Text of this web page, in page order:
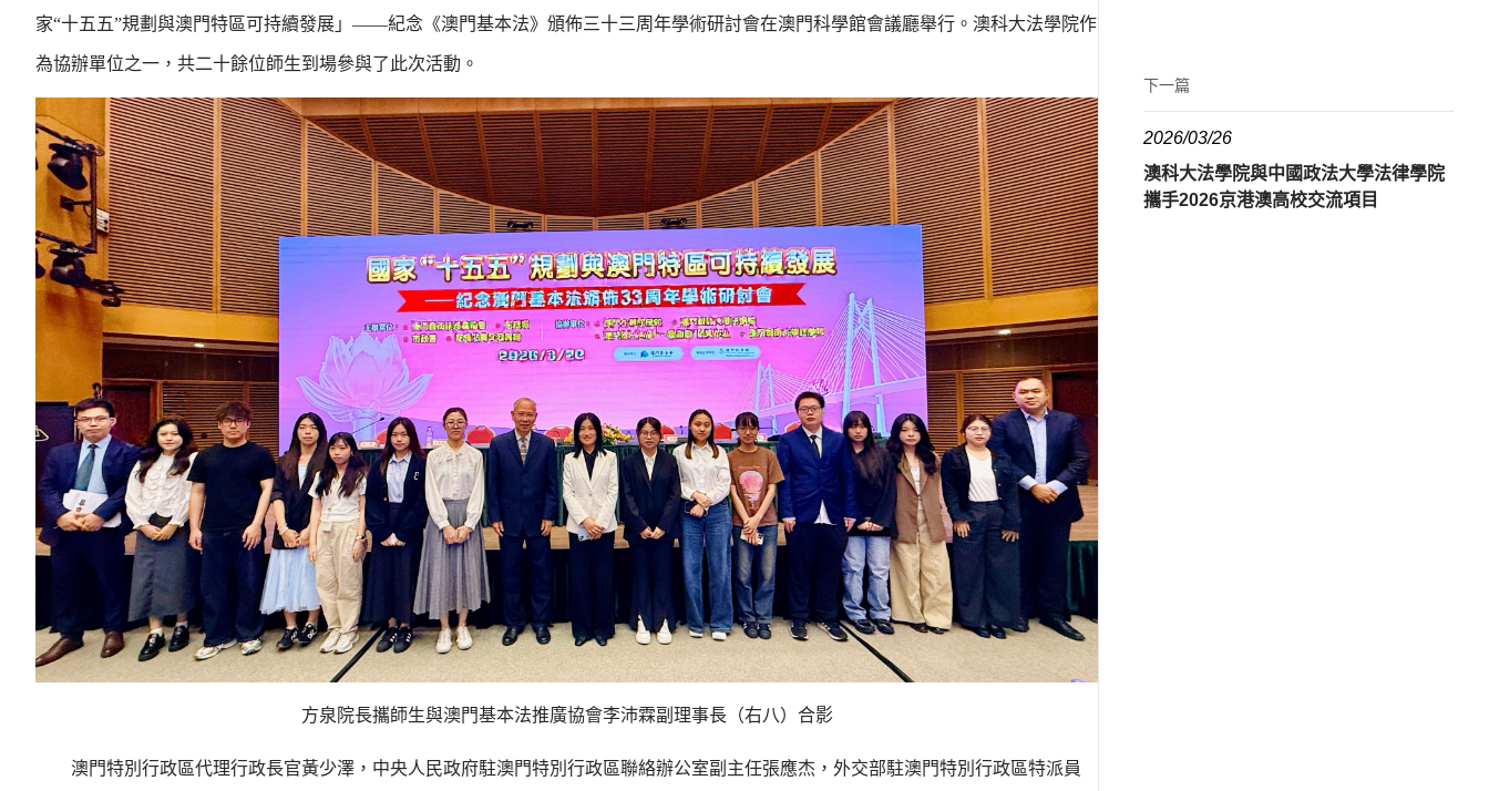
家“十五五”規劃與澳門特區可持續發展」——紀念《澳門基本法》頒佈三十三周年學術研討會在澳門科學館會議廳舉行。澳科大法學院作
為協辦單位之一，共二十餘位師生到場參與了此次活動。
方泉院長攜師生與澳門基本法推廣協會李沛霖副理事長（右八）合影
澳門特別行政區代理行政長官黃少澤，中央人民政府駐澳門特別行政區聯絡辦公室副主任張應杰，外交部駐澳門特別行政區特派員
下一篇
2026/03/26
澳科大法學院與中國政法大學法律學院
攜手2026京港澳高校交流項目